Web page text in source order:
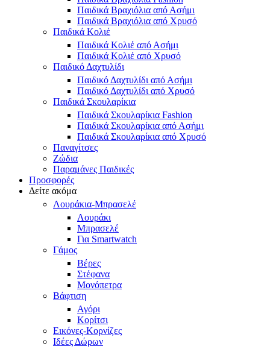
Παιδικά Βραχιόλια από Ασήμι
Παιδικά Βραχιόλια από Χρυσό
Παιδικά Κολιέ
Παιδικά Κολιέ από Ασήμι
Παιδικά Κολιέ από Χρυσό
Παιδικό Δαχτυλίδι
Παιδικό Δαχτυλίδι από Ασήμι
Παιδικό Δαχτυλίδι από Χρυσό
Παιδικά Σκουλαρίκια
Παιδικά Σκουλαρίκια Fashion
Παιδικά Σκουλαρίκια από Ασήμι
Παιδικά Σκουλαρίκια από Χρυσό
Παναγίτσες
Ζώδια
Παραμάνες Παιδικές
Προσφορές
Δείτε ακόμα
Λουράκια-Μπρασελέ
Λουράκι
Μπρασελέ
Για Smartwatch
Γάμος
Βέρες
Στέφανα
Μονόπετρα
Βάφτιση
Αγόρι
Κορίτσι
Εικόνες-Κορνίζες
Ιδέες Δώρων